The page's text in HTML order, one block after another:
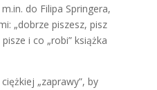
do Filipa Springera,
„dobrze piszesz, pisz
i co „robi” książka
„zaprawy”, by